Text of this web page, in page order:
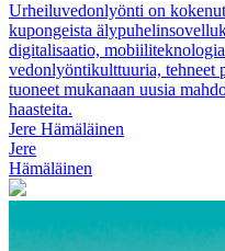
Urheiluvedonlyönti on
kupongeista
digitalisaatio,
vedonlyöntikulttuuria, tehneet
tuoneet mukanaan uusia
haasteita.
Jere Hämäläinen
Jere
Hämäläinen